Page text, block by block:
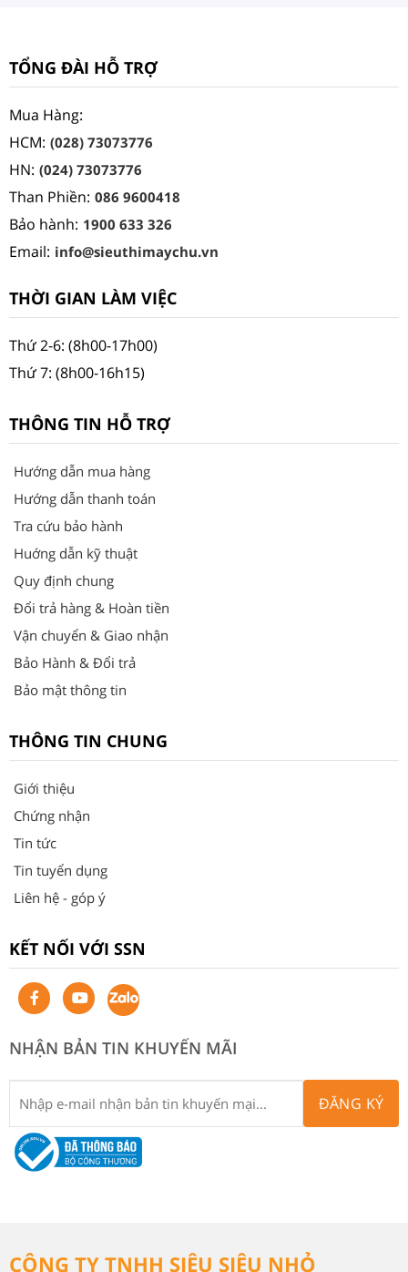
TỔNG ĐÀI HỖ TRỢ
Mua Hàng:
HCM: (028) 73073776
HN: (024) 73073776
Than Phiền: 086 9600418
Bảo hành: 1900 633 326
Email: info@sieuthimaychu.vn
THỜI GIAN LÀM VIỆC
Thứ 2-6: (8h00-17h00)
Thứ 7: (8h00-16h15)
THÔNG TIN HỖ TRỢ
Hướng dẫn mua hàng
Hướng dẫn thanh toán
Tra cứu bảo hành
Huớng dẫn kỹ thuật
Quy định chung
Đổi trả hàng & Hoàn tiền
Vận chuyển & Giao nhận
Bảo Hành & Đổi trả
Bảo mật thông tin
THÔNG TIN CHUNG
Giới thiệu
Chứng nhận
Tin tức
Tin tuyển dụng
Liên hệ - góp ý
KẾT NỐI VỚI SSN
NHẬN BẢN TIN KHUYẾN MÃI
ĐĂNG KÝ
CÔNG TY TNHH SIÊU SIÊU NHỎ